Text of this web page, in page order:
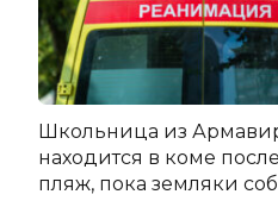
Школьница из
находится в коме
пляж, пока земляки